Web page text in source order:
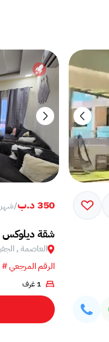
350 د.ب /
شقة ديلوكس
العاصمة ,
الرقم المرجعي # 2797
1 غرف